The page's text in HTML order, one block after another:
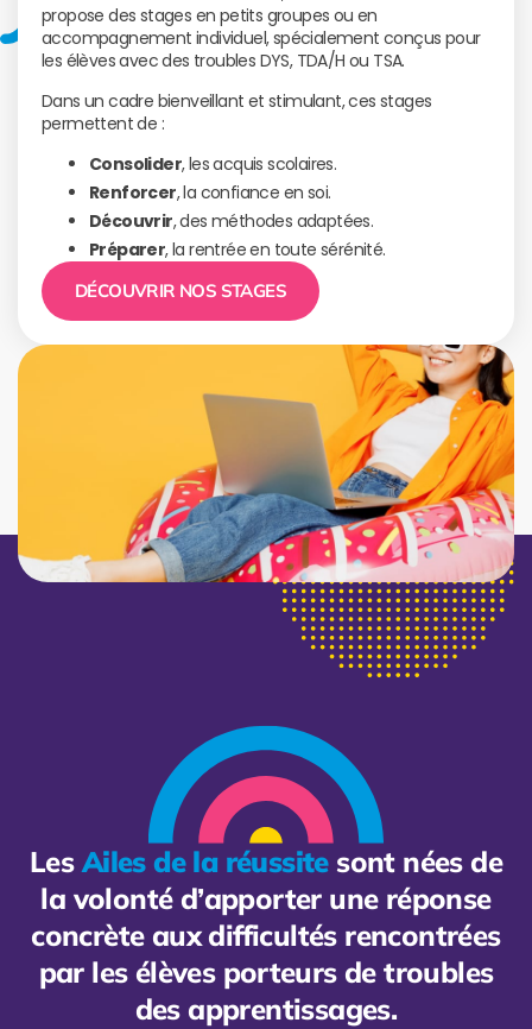
propose des stages en petits groupes ou en
accompagnement individuel, spécialement conçus pour
les élèves avec des troubles DYS, TDA/H ou TSA.
Dans un cadre bienveillant et stimulant, ces stages
permettent de :
Consolider, les acquis scolaires.
Renforcer, la confiance en soi.
Découvrir, des méthodes adaptées.
Préparer, la rentrée en toute sérénité.
DÉCOUVRIR NOS STAGES
LesAiles de la réussitesont nées de
la volonté d’apporter une réponse
concrète aux difficultés rencontrées
par les élèves porteurs de troubles
des apprentissages.